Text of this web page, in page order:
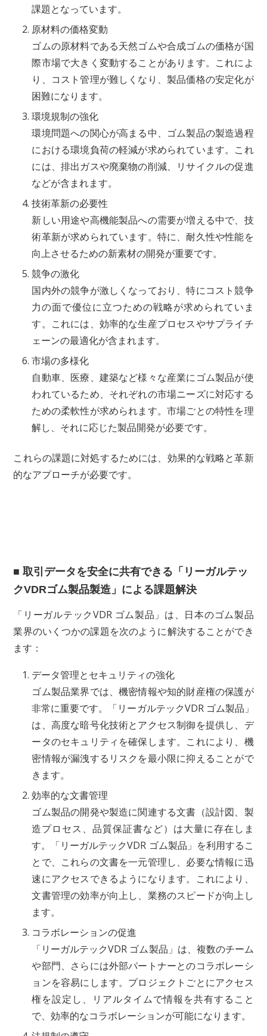
課題となっています。
原材料の価格変動
ゴムの原材料である天然ゴムや合成ゴムの価格が国
際市場で大きく変動することがあります。これによ
り、コスト管理が難しくなり、製品価格の安定化が
困難になります。
環境規制の強化
環境問題への関心が高まる中、ゴム製品の製造過程
における環境負荷の軽減が求められています。これ
には、排出ガスや廃棄物の削減、リサイクルの促進
などが含まれます。
技術革新の必要性
新しい用途や高機能製品への需要が増える中で、技
術革新が求められています。特に、耐久性や性能を
向上させるための新素材の開発が重要です。
競争の激化
国内外の競争が激しくなっており、特にコスト競争
力の面で優位に立つための戦略が求められていま
す。これには、効率的な生産プロセスやサプライチ
ェーンの最適化が含まれます。
市場の多様化
自動車、医療、建築など様々な産業にゴム製品が使
われているため、それぞれの市場ニーズに対応する
ための柔軟性が求められます。市場ごとの特性を理
解し、それに応じた製品開発が必要です。
これらの課題に対処するためには、効果的な戦略と革新
的なアプローチが必要です。
■ 取引データを安全に共有できる「リーガルテッ
クVDRゴム製品製造」による課題解決
「リーガルテックVDR ゴム製品」は、日本のゴム製品
業界のいくつかの課題を次のように解決することができ
ます：
データ管理とセキュリティの強化
ゴム製品業界では、機密情報や知的財産権の保護が
非常に重要です。「リーガルテックVDR ゴム製品」
は、高度な暗号化技術とアクセス制御を提供し、デ
ータのセキュリティを確保します。これにより、機
密情報が漏洩するリスクを最小限に抑えることがで
きます。
効率的な文書管理
ゴム製品の開発や製造に関連する文書（設計図、製
造プロセス、品質保証書など）は大量に存在しま
す。「リーガルテックVDR ゴム製品」を利用するこ
とで、これらの文書を一元管理し、必要な情報に迅
速にアクセスできるようになります。これにより、
文書管理の効率が向上し、業務のスピードが向上し
ます。
コラボレーションの促進
「リーガルテックVDR ゴム製品」は、複数のチーム
や部門、さらには外部パートナーとのコラボレーシ
ョンを容易にします。プロジェクトごとにアクセス
権を設定し、リアルタイムで情報を共有すること
で、効率的なコラボレーションが可能になります。